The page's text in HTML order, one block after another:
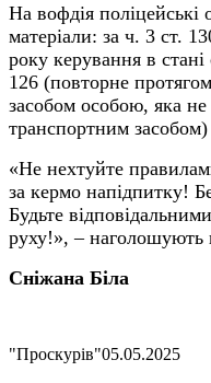
На вофдія поліцейські
матеріали: за ч. 3 ст.
року керування в
126 (повторне
засобом особою, яка
транспортним
«Не нехтуйте
за кермо напідпитку!
Будьте
руху!», – наголошують
Сніжана Біла
"Проскурів"05.05.2025